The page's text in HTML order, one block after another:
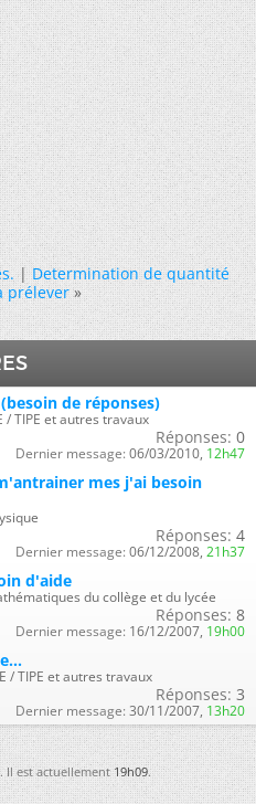
|Determination de quantité
prélever »
de réponses)
/ TIPE et autres travaux
Réponses: 0
Dernier message: 06/03/2010, 12h47
mes j'ai besoin
Réponses: 4
Dernier message: 06/12/2008, 21h37
d'aide
du collège et du lycée
Réponses: 8
Dernier message: 16/12/2007, 19h00
/ TIPE et autres travaux
Réponses: 3
Dernier message: 30/11/2007, 13h20
Il est actuellement19h09.